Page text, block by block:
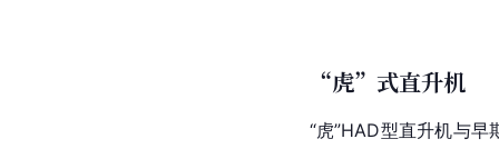
“虎”式直升机
“虎”HAD型直升机与早